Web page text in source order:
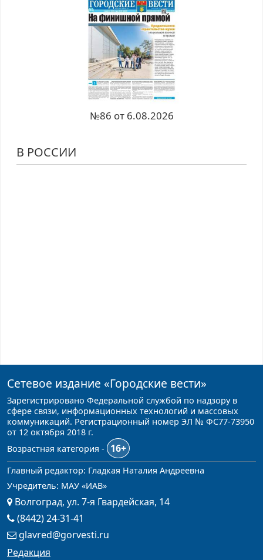
№86 от 6.08.2026
В РОССИИ
Сетевое издание «Городские вести»
Зарегистрировано Федеральной службой по надзору в
сфере связи, информационных технологий и массовых
коммуникаций. Регистрационный номер ЭЛ № ФС77-73950
от 12 октября 2018 г.
Возрастная категория -
16+
Главный редактор: Гладкая Наталия Андреевна
Учредитель: МАУ «ИАВ»
Волгоград, ул. 7-я Гвардейская, 14
(8442) 24-31-41
glavred@gorvesti.ru
Редакция